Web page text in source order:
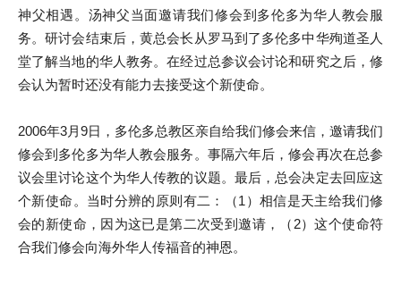
神父相遇。汤神父当面邀请我们修会到多伦多为华人教会服
务。研讨会结束后，黄总会长从罗马到了多伦多中华殉道圣人
堂了解当地的华人教务。在经过总参议会讨论和研究之后，修
会认为暂时还没有能力去接受这个新使命。
2006年3月9日，多伦多总教区亲自给我们修会来信，邀请我们
修会到多伦多为华人教会服务。事隔六年后，修会再次在总参
议会里讨论这个为华人传教的议题。最后，总会决定去回应这
个新使命。当时分辨的原则有二：（1）相信是天主给我们修
会的新使命，因为这已是第二次受到邀请，（2）这个使命符
合我们修会向海外华人传福音的神恩。